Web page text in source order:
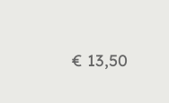
€ 13,50